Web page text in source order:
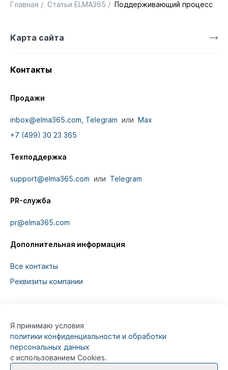
Главная / Статьи ELMA365 / Поддерживающий процесс в
Карта сайта
Контакты
Продажи
inbox@elma365.com Telegram или Max
+7 (499) 30 23 365
Техподдержка
support@elma365.com или Telegram
PR-служба
pr@elma365.com
Дополнительная информация
Все контакты
Реквизиты компании
Информация на сайте предназначена для
предназначенной для публичного ознакомления
потребителей.
Я принимаю условия
политики конфиденциальности и обработки
персональных данных
с использованием Cookies.